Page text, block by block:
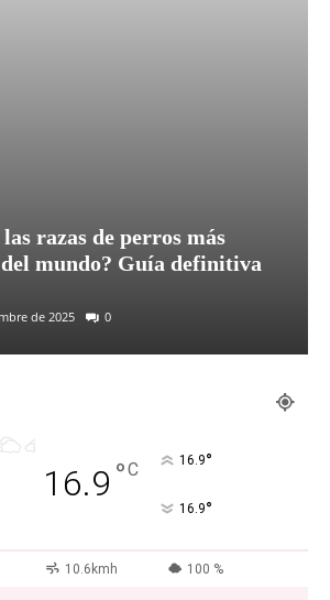
las razas de perros más
mundo? Guía definitiva
de 2025 0
16.9 °C 16.9°
16.9°
10.6kmh 100 %